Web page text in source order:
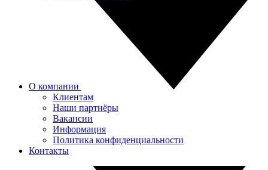
О компании
Клиентам
Наши партнёры
Вакансии
Информация
Политика конфиденциальности
Контакты